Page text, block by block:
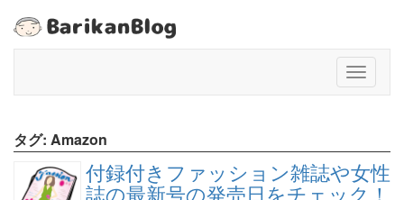
T
o
e
n
タグ: Amazon
付録付きファッション雑誌や女性
誌の最新号の発売日をチェック！